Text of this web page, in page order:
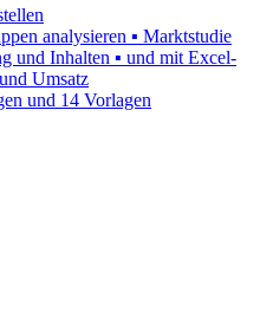
analysieren ▪ Marktstudie
und Inhalten ▪ und mit Excel-
Umsatz
und 14 Vorlagen